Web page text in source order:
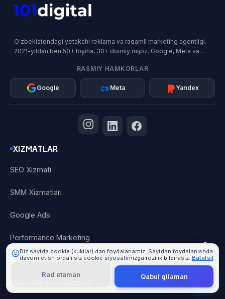
O'zbekistondagi yetakchi reklama va raqamli marketing agentligi.
2021-yildan beri 50+ loyiha, 30+ doimiy mijoz. Google, Meta va
RASMIY HAMKORLAR
Google Meta Yandex
XIZMATLAR
SEO Xizmati
SMM Xizmatlari
Google Ads
Performance Marketing
Veb-sayt yaratish
Biz saytda cookie (kukilar) dan foydalanamiz. Saytdan foydalanishda
davom etish orqali siz cookie siyosatimizga rozilik bildirasiz. Batafsil
Rad etaman Qabul qilaman